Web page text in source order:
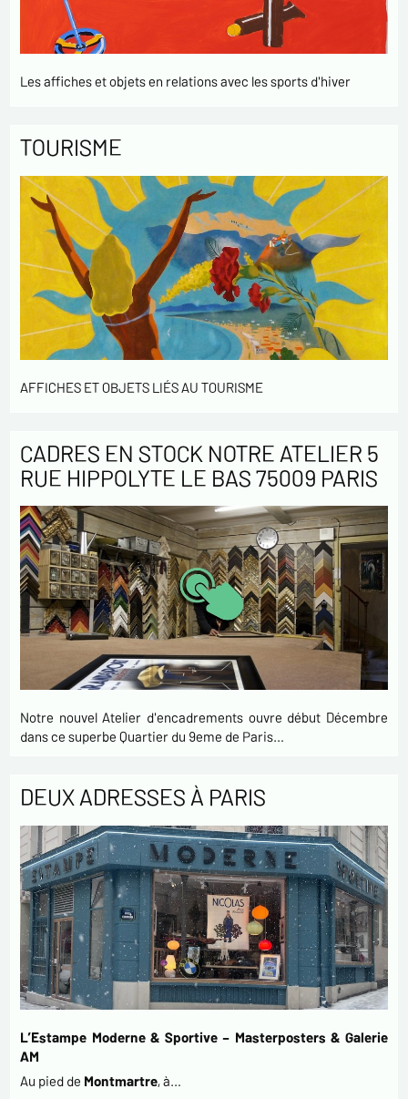
Les affiches et objets en relations avec les sports d'hiver
TOURISME
AFFICHES ET OBJETS LIÉS AU TOURISME
CADRES EN STOCK NOTRE ATELIER 5
RUE HIPPOLYTE LE BAS 75009 PARIS
Notre nouvel Atelier d'encadrements ouvre début Décembre
dans ce superbe Quartier du 9eme de Paris…
DEUX ADRESSES À PARIS
L’Estampe Moderne & Sportive – Masterposters & Galerie
AM
Au pied de Montmartre, à…